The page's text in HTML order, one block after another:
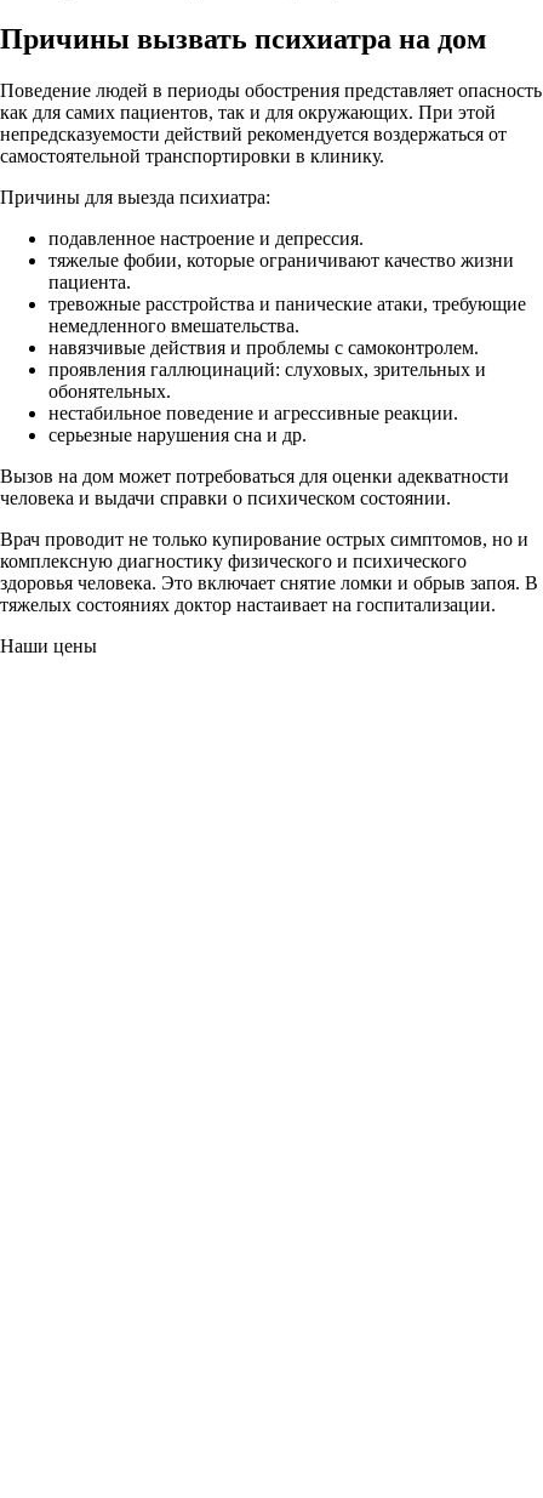
Причины вызвать психиатра на дом
Поведение людей в периоды обострения представляет опасность
как для самих пациентов, так и для окружающих. При этой
непредсказуемости действий рекомендуется воздержаться от
самостоятельной транспортировки в клинику.
Причины для выезда психиатра:
подавленное настроение и депрессия.
тяжелые фобии, которые ограничивают качество жизни
пациента.
тревожные расстройства и панические атаки, требующие
немедленного вмешательства.
навязчивые действия и проблемы с самоконтролем.
проявления галлюцинаций: слуховых, зрительных и
обонятельных.
нестабильное поведение и агрессивные реакции.
серьезные нарушения сна и др.
Вызов на дом может потребоваться для оценки адекватности
человека и выдачи справки о психическом состоянии.
Врач проводит не только купирование острых симптомов, но и
комплексную диагностику физического и психического
здоровья человека. Это включает снятие ломки и обрыв запоя. В
тяжелых состояниях доктор настаивает на госпитализации.
Наши цены